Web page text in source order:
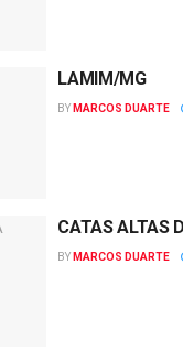
LAMIM/MG
BY MARCOS DUARTE
CATAS ALTAS
BY MARCOS DUARTE